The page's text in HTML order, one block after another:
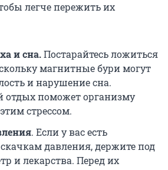
легче пережить их
и сна.Постарайтесь ложиться
магнитные бури могут
и нарушение сна.
поможет организму
стрессом.
. Если у вас есть
давления, держите под
и лекарства. Перед их